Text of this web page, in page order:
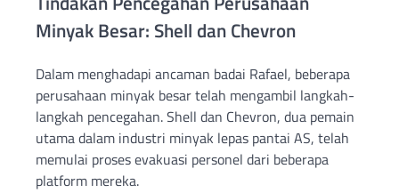
Minyak Besar: Shell dan Chevron
Dalam menghadapi ancaman badai Rafael, beberapa
perusahaan minyak besar telah mengambil langkah-
langkah pencegahan. Shell dan Chevron, dua pemain
utama dalam industri minyak lepas pantai AS, telah
memulai proses evakuasi personel dari beberapa
platform mereka.